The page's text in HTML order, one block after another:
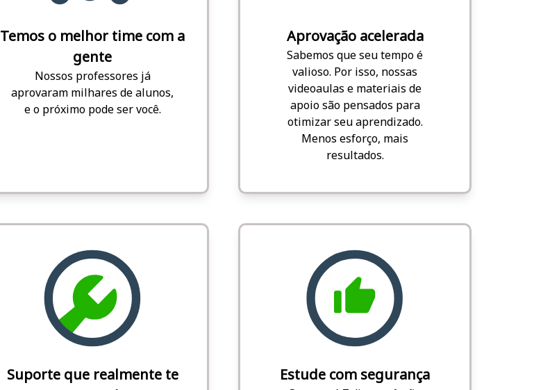
Temos o melhor time com a
gente
Nossos professores já
aprovaram milhares de alunos,
e o próximo pode ser você.
Aprovação acelerada
Sabemos que seu tempo é
valioso. Por isso, nossas
videoaulas e materiais de
apoio são pensados para
otimizar seu aprendizado.
Menos esforço, mais
resultados.
Suporte que realmente te
Estude com segurança